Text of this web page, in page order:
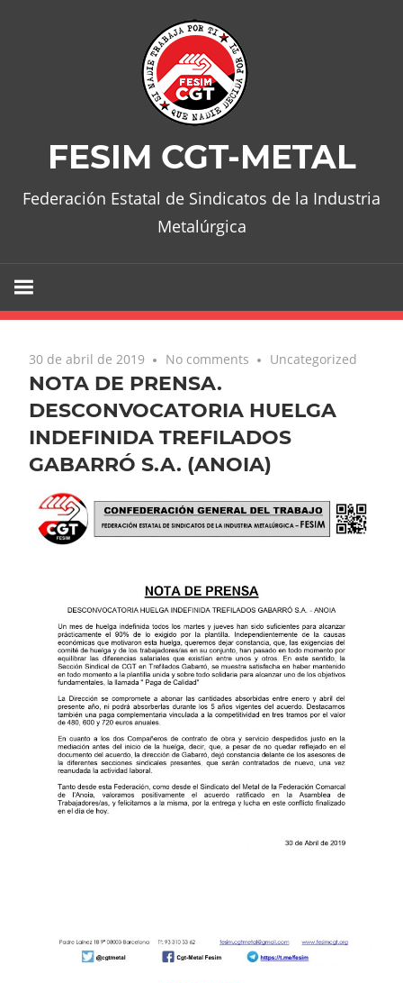
FESIM CGT-METAL
Federación Estatal de Sindicatos de la Industria
Metalúrgica
30 de abril de 2019 No comments Uncategorized
NOTA DE PRENSA.
DESCONVOCATORIA HUELGA
INDEFINIDA TREFILADOS
GABARRÓ S.A. (ANOIA)